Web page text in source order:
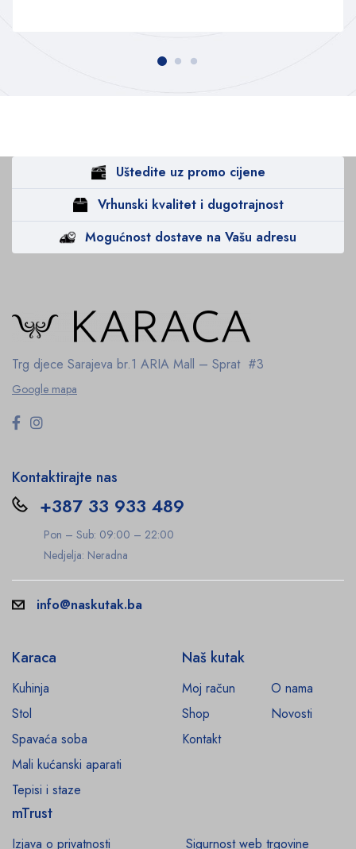
Uštedite uz promo cijene
Vrhunski kvalitet i dugotrajnost
Mogućnost dostave na Vašu adresu
Trg djece Sarajeva br.1 ARIA Mall – Sprat #3
Google mapa
Kontaktirajte nas
+387 33 933 489
Pon – Sub: 09:00 – 22:00
Nedjelja: Neradna
info@naskutak.ba
Karaca
Kuhinja
Stol
Spavaća soba
Mali kućanski aparati
Tepisi i staze
Naš kutak
Moj račun
O nama
Shop
Novosti
Kontakt
mTrust
Izjava o privatnosti Sigurnost web trgovine